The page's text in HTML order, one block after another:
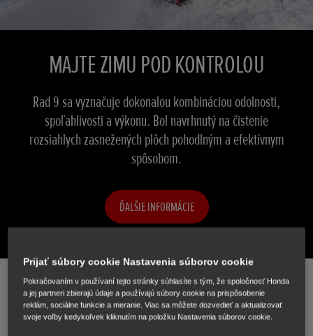
MAJTE ZIMU POD KONTROLOU
Rad 9 sa vyznačuje dokonalou kombináciou odolnosti,
spoľahlivosti a výkonu. Bol navrhnutý na čistenie
rozsiahlych zasnežených plôch pohodlným a efektívnym
spôsobom.
ĎALŠIE INFORMÁCIE
OBJAVTE NÁŠ SORTIMENT
Prijať súbory cookie Nastavenia súborov cookie
Pokračovaním v používaní tejto stránky súhlasíte s tým, že spoločnosť Honda
a jej partneri zbierajú údaje a používajú súbory cookie na prispôsobenie
reklám, sociálne funkcie a meranie. Viac sa môžete dozvedieť a aktualizovať
svoje voľby kedykoľvek kliknutím na položku Nastavenia súborov cookie.